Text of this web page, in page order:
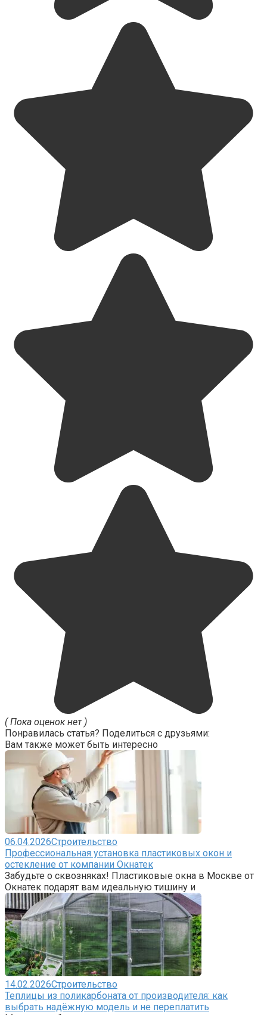
( Пока оценок нет )
Понравилась статья? Поделиться с друзьями:
Вам также может быть интересно
06.04.2026Строительство
Профессиональная установка пластиковых окон и
остекление от компании Окнатек
Забудьте о сквозняках! Пластиковые окна в Москве от
Окнатек подарят вам идеальную тишину и
14.02.2026Строительство
Теплицы из поликарбоната от производителя: как
выбрать надёжную модель и не переплатить